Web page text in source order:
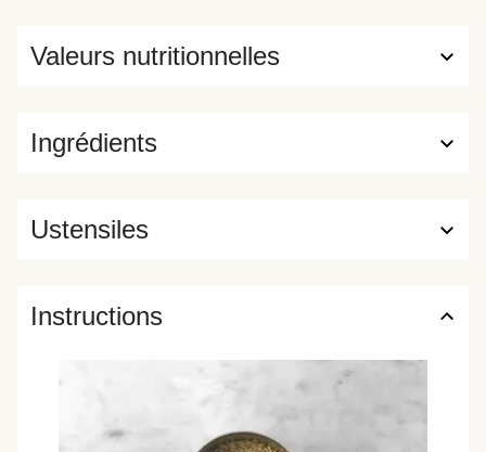
Ingrédients
Valeurs nutritionnelles
Ustensiles
Instructions